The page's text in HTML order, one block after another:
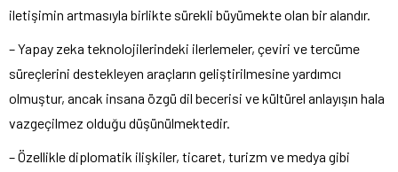
iletişimin artmasıyla birlikte sürekli büyümekte olan bir alandır.
– Yapay zeka teknolojilerindeki ilerlemeler, çeviri ve tercüme
süreçlerini destekleyen araçların geliştirilmesine yardımcı
olmuştur, ancak insana özgü dil becerisi ve kültürel anlayışın hala
vazgeçilmez olduğu düşünülmektedir.
– Özellikle diplomatik ilişkiler, ticaret, turizm ve medya gibi